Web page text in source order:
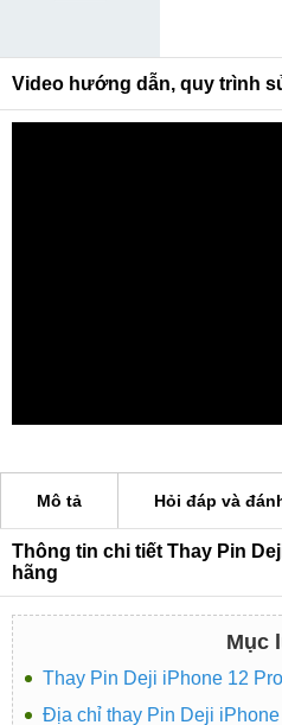
Video hướng dẫn, quy trình
Mô tả Hỏi đáp và
Thông tin chi tiết Thay Pin
hãng
Mục
Thay Pin Deji iPhone 12
Địa chỉ thay Pin Deji